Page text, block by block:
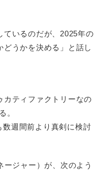
ているのだが、2025年の
うかを決める」と話し
ティファクトリーなの
。
週間前より真剣に検討
ジャー）が、次のよう